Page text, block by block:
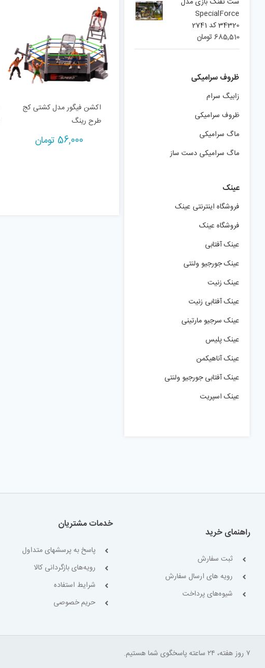
اکشن فیگور مدل کشتی کج
طرح رینگ
56,000 تومان
SpecialForce
34320 کد 2741
685,510تومان
ظروف سرامیکی
زابیگ سرام
ظروف سرامیکی
ماگ سرامیکی
ماگ سرامیکی دست ساز
عینک
فروشگاه اینترنتی عینک
فروشگاه عینک
عینک آفتابی
عینک جورجیو ولنتی
عینک زنیت
عینک آفتابی زنیت
عینک سرجیو مارتینی
عینک پلیس
عینک آناهیکمن
عینک آفتابی جورجیو ولنتی
عینک اسپریت
راهنمای خرید
ثبت سفارش
رویه های ارسال سفارش
شیوه‌های پرداخت
خدمات مشتریان
پاسخ به پرسشهای متداول
رویه‌های بازگردانی کالا
شرایط استفاده
حریم خصوصی
۷ روز هفته، ۲۴ ساعته پاسخگوی شما هستیم.